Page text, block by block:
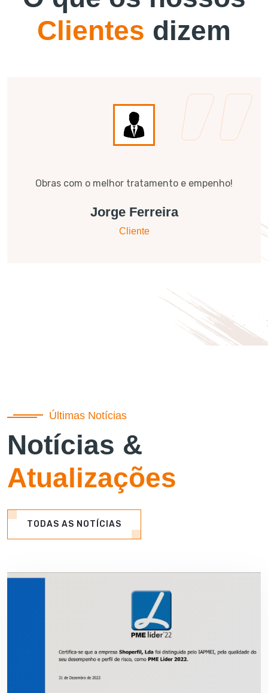
Clientes dizem
Trabalho de equipa incrível e trabalho
João Pereira
Últimas Notícias
Notícias &
Atualizações
TODAS AS NOTÍCIAS